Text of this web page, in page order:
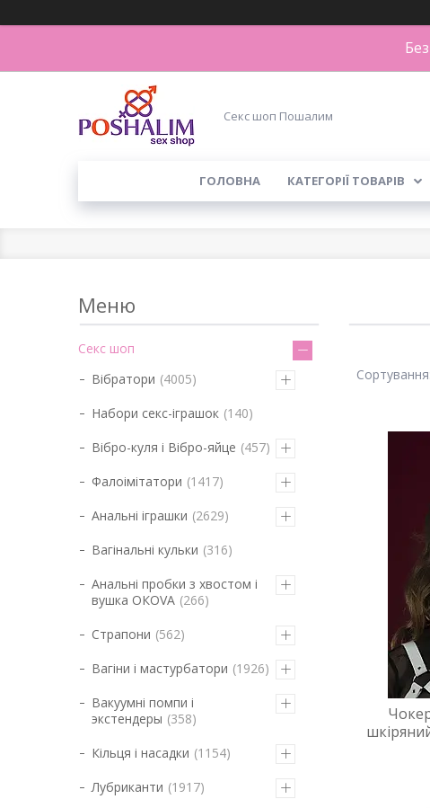
Секс шоп Пошалим
ГОЛОВНА КАТЕГОРІЇ ТОВАРІВ
Секс шоп
Вібратори 4005
Набори секс-іграшок 140
Вібро-куля і Вібро-яйце 457
Фалоімітатори 1417
Анальні іграшки 2629
Вагінальні кульки 316
Анальні пробки з хвостом і
вушка ОКОVА 266
Страпони 562
Вагіни і мастурбатори 1926
Вакуумні помпи і
экстендеры 358
Кільця і насадки 1154
Лубриканти 1917